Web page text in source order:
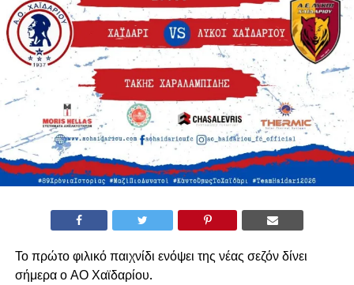
Το πρώτο φιλικό παιχνίδι ενόψει της νέας σεζόν δίνει
σήμερα ο ΑΟ Χαϊδαρίου.